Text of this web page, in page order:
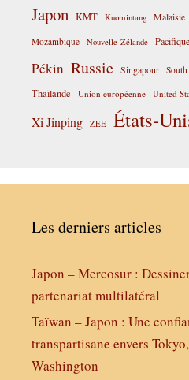
Japon KMT Kuomintang Malaisie
Mozambique Nouvelle-Zélande Pacifique
Pékin Russie Singapour
Thaïlande Union européenne United
Xi Jinping ZEE États-
Les derniers articles
Japon – Mercosur :
partenariat multilatéral
Taïwan – Japon : Une
transpartisane envers
Washington